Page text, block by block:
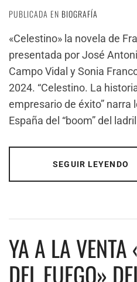
PUBLICADA EN BIOGRAFÍA
«Celestino» la novela de
presentada por José
Campo Vidal y Sonia
2024. “Celestino. La
empresario de éxito” narra
España del “boom” del
SEGUIR LEYENDO
YA A LA VENTA
DEL FUEGO»